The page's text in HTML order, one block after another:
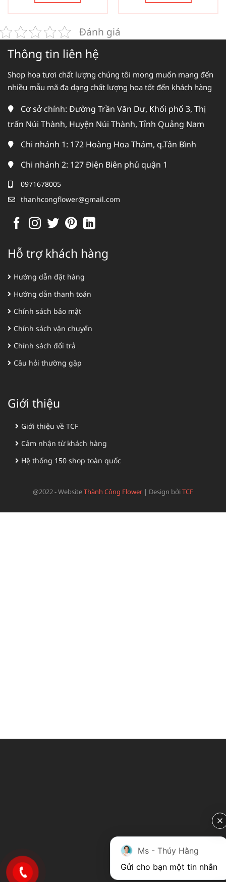
Đánh giá
Thông tin liên hệ
Shop hoa tươi chất lượng chúng tôi mong muốn mang đến
nhiều mẫu mã đa dạng chất lượng hoa tốt đến khách hàng
Cơ sở chính: Đường Trần Văn Dư, Khối phố 3, Thị
trấn Núi Thành, Huyện Núi Thành, Tỉnh Quảng Nam
Chi nhánh 1: 172 Hoàng Hoa Thám, q.Tân Bình
Chi nhánh 2: 127 Điện Biên phủ quận 1
0971678005
thanhcongflower@gmail.com
Hỗ trợ khách hàng
Hướng dẫn đặt hàng
Hướng dẫn thanh toán
Chính sách bảo mật
Chính sách vận chuyển
Chính sách đổi trả
Câu hỏi thường gặp
Giới thiệu
Giới thiệu về TCF
Cảm nhận từ khách hàng
Hệ thống 150 shop toàn quốc
@2022 - WebsiteThành Công Flower | Design bởiTCF
Ms - Thúy Hằng
Gửi cho bạn một tin nhắn